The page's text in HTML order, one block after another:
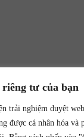
tư của bạn
trải nghiệm duyệt
được cá nhân hóa và